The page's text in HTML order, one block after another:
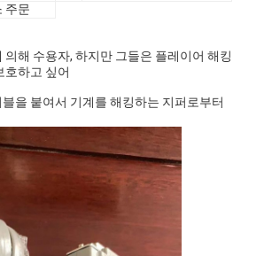
주문
의해 수용자, 하지만 그들은 플레이어 해킹
호하고 싶어
을 붙여서 기계를 해킹하는 지퍼로부터